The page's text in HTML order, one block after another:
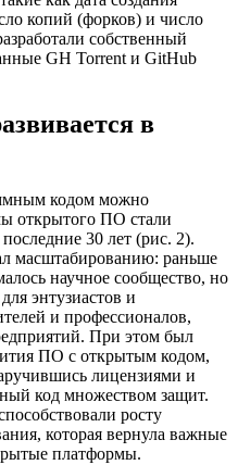
копий (форков) и число
собственный
GH Torrent и GitHub
в
кодом можно
открытого ПО стали
30 лет (рис. 2).
масштабированию: раньше
научное сообщество, но
энтузиастов и
и профессионалов,
При этом был
ПО с открытым кодом,
лицензиями и
код множеством защит.
росту
которая вернула важные
платформы.